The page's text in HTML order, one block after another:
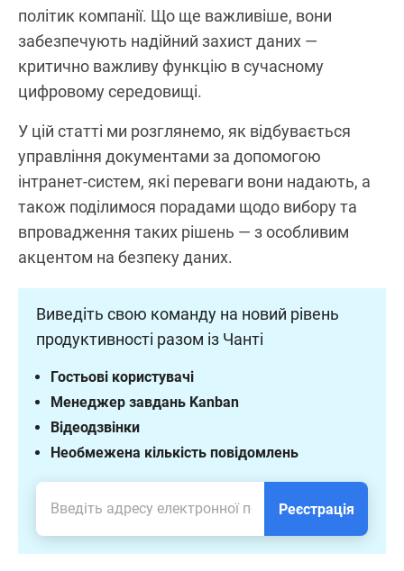
політик компанії. Що ще важливіше, вони
забезпечують надійний захист даних —
критично важливу функцію в сучасному
цифровому середовищі.
У цій статті ми розглянемо, як відбувається
управління документами за допомогою
інтранет-систем, які переваги вони надають, а
також поділимося порадами щодо вибору та
впровадження таких рішень — з особливим
акцентом на безпеку даних.
Виведіть свою команду на новий рівень
продуктивності разом із Чанті
Необмежена кількість повідомлень
Відеодзвінки
Менеджер завдань Kanban
Гостьові користувачі
Реєстрація